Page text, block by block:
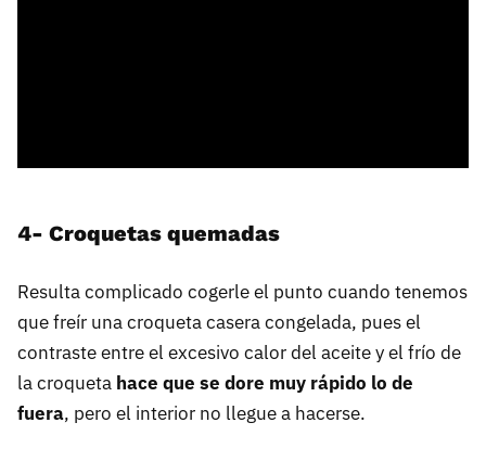
4- Croquetas quemadas
Resulta complicado cogerle el punto cuando tenemos
que freír una croqueta casera congelada, pues el
contraste entre el excesivo calor del aceite y el frío de
la croqueta hace que se dore muy rápido lo de
fuera, pero el interior no llegue a hacerse.